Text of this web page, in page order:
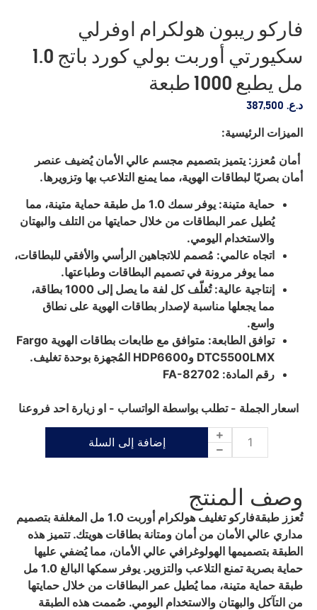
فاركو ريبون هولكرام اوفرلي
سكيورتي أوربت بولي كورد باتج 1.0
مل يطبع 1000 طبعة
د.ع.
الميزات الرئيسية:
أمان مُعزز: يتميز بتصميم مجسم عالي الأمان يُضيف عنصر
أمان بصريًا لبطاقات الهوية، مما يمنع التلاعب بها وتزويرها.
حماية متينة: يوفر سمك 1.0 مل طبقة حماية متينة، مما
يُطيل عمر البطاقات من خلال حمايتها من التلف والبهتان
والاستخدام اليومي.
اتجاه عالمي: مُصمم للاتجاهين الرأسي والأفقي للبطاقات،
مما يوفر مرونة في تصميم البطاقات وطباعتها.
إنتاجية عالية: تُغلّف كل لفة ما يصل إلى 1000 بطاقة،
مما يجعلها مناسبة لإصدار بطاقات الهوية على نطاق
واسع.
توافق الطابعة: متوافق مع طابعات بطاقات الهوية Fargo
DTC5500LMX وHDP6600 المُجهزة بوحدة تغليف.
رقم المادة: FA-82702
اسعار الجملة - تطلب بواسطة الواتساب - او زيارة احد فروعنا
إضافة إلى السلة
وصف المنتج
تُعزز طبقةفاركو تغليف هولكرام أوربت 1.0 مل المغلفة بتصميم
مداري عالي الأمان من أمان ومتانة بطاقات هويتك. تتميز هذه
الطبقة بتصميمها الهولوغرافي عالي الأمان، مما يُضفي عليها
حماية بصرية تمنع التلاعب والتزوير. يوفر سمكها البالغ 1.0 مل
طبقة حماية متينة، مما يُطيل عمر البطاقات من خلال حمايتها
من التآكل والبهتان والاستخدام اليومي. صُممت هذه الطبقة